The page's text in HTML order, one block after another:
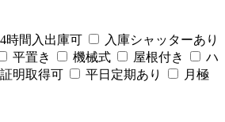
時間入出庫可
入庫シャッターあり
平置き 機械式 屋根付き
ハ
明取得可 平日定期あり
月極